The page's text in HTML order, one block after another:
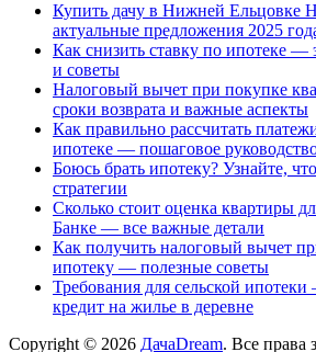
Купить дачу в Нижней Ельцовке
актуальные предложения 2025
Как снизить ставку по ипотеке
и советы
Налоговый вычет при покупке
сроки возврата и важные аспекты
Как правильно рассчитать
ипотеке — пошаговое
Боюсь брать ипотеку? Узнайте,
стратегии
Сколько стоит оценка квартиры
Банке — все важные детали
Как получить налоговый вычет
ипотеку — полезные советы
Требования для сельской
кредит на жилье в деревне
Copyright © 2026 ДачаDream. Все права